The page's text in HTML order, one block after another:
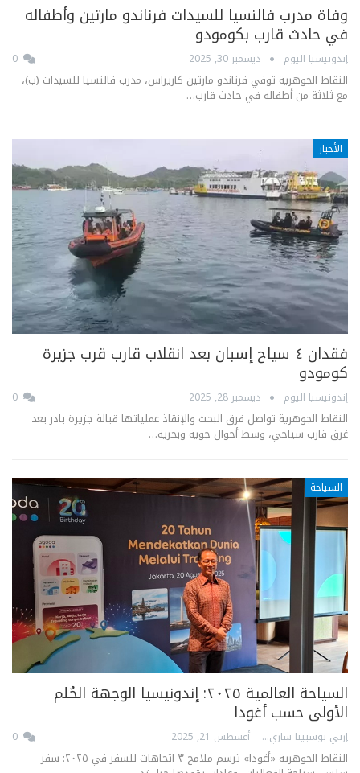
وفاة مدرب فالنسيا للسيدات فرناندو مارتين وأطفاله
في حادث قارب بكومودو
إندونيسيا اليوم ديسمبر 30, 2025
النقاط الجوهرية توفي فرناندو مارتين كاريراس، مدرب فالنسيا للسيدات (ب)،
مع ثلاثة من أطفاله في حادث قارب…
الأخبار
فقدان ٤ سياح إسبان بعد انقلاب قارب قرب جزيرة
كومودو
إندونيسيا اليوم ديسمبر 28, 2025
النقاط الجوهرية تواصل فرق البحث والإنقاذ عملياتها قبالة جزيرة بادر بعد
غرق قارب سياحي، وسط أحوال جوية وبحرية…
السياحة
السياحة العالمية ٢٠٢٥: إندونيسيا الوجهة الحُلم
الأولى حسب أغودا
إرني بوسبيتا ساري أغسطس 21, 2025
النقاط الجوهرية «أغودا» ترسم ملامح ٣ اتجاهات للسفر في ٢٠٢٥: سفر